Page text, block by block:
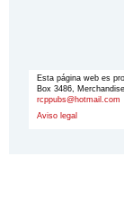
Esta página web es
Box 3486,
rcppubs@hotmail.com
Aviso legal